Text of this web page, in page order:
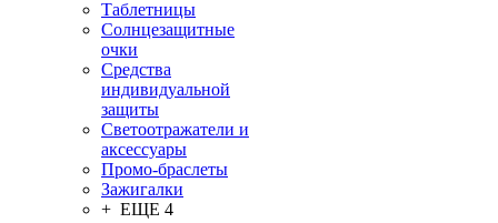
Таблетницы
Солнцезащитные
очки
Средства
индивидуальной
защиты
Светоотражатели и
аксессуары
Промо-браслеты
Зажигалки
+ ЕЩЕ 4